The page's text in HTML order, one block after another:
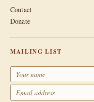
Contact
Donate
MAILING LIST